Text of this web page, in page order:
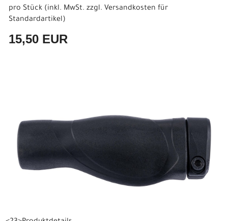
pro Stück (inkl. MwSt. zzgl. Versandkosten für
Standardartikel)
15,50 EUR